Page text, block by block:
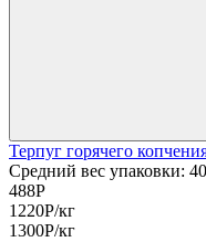
Терпуг горячего
Средний вес упаковки:
488Р
1220Р/кг
1300Р/кг